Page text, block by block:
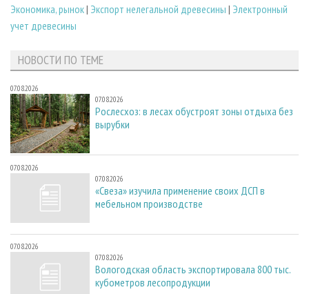
Экономика, рынок| Экспорт нелегальной древесины | Электронный
учет древесины
НОВОСТИ ПО ТЕМЕ
07.08.2026
07.08.2026
Рослесхоз: в лесах обустроят зоны отдыха без
вырубки
07.08.2026
07.08.2026
«Свеза» изучила применение своих ДСП в
мебельном производстве
07.08.2026
07.08.2026
Вологодская область экспортировала 800 тыс.
кубометров лесопродукции